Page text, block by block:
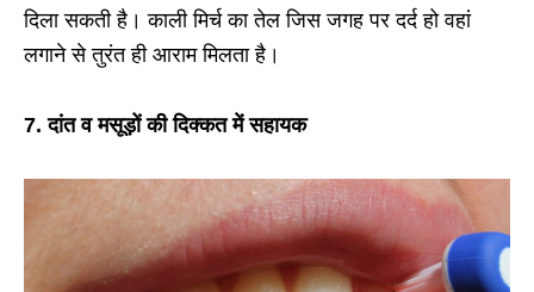
दिला सकती है। काली मिर्च का तेल जिस जगह पर दर्द हो वहां
लगाने से तुरंत ही आराम मिलता है।
7. दांत व मसूड़ों की दिक्कत में सहायक